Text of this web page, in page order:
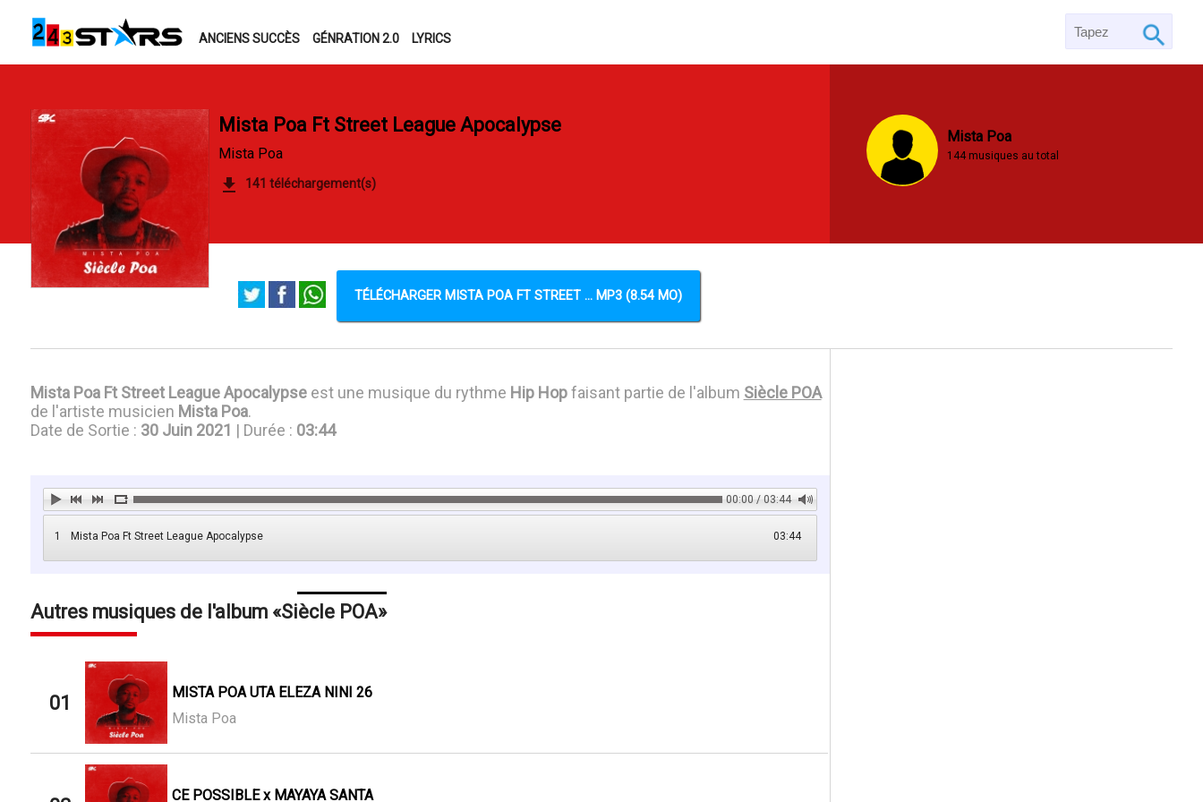
ANCIENS SUCCÈS GÉNRATION 2.0 LYRICS
Mista Poa Ft Street League Apocalypse
Mista Poa
141 téléchargement(s)
Mista Poa
144 musiques au total
TÉLÉCHARGER MISTA POA FT STREET ... MP3 (8.54 MO)
Mista Poa Ft Street League Apocalypseest une musique du rythme Hip Hopfaisant partie de l'album Siècle POA
de l'artiste musicien Mista Poa.
Date de Sortie : 30 Juin 2021 | Durée : 03:44
00:00 / 03:44
1 03:44
Mista Poa Ft Street League Apocalypse
Autres musiques de l'album Siècle POA
01
MISTA POA UTA ELEZA NINI 26
Mista Poa
CE POSSIBLE x MAYAYA SANTA